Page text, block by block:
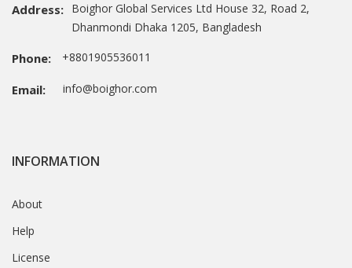
Address: Boighor Global Services Ltd House 32, Road 2,
Dhanmondi Dhaka 1205, Bangladesh
Phone: +8801905536011
Email: info@boighor.com
INFORMATION
About
Help
License